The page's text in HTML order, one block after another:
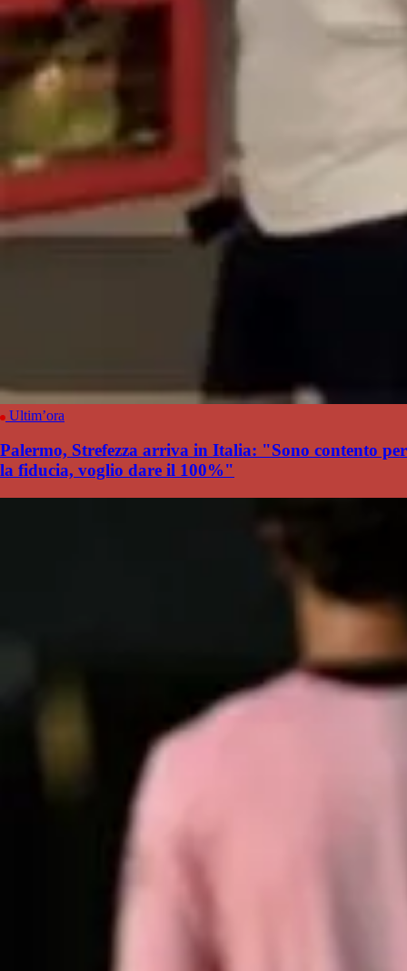
Ultim’ora
Palermo, Strefezza arriva in Italia: "Sono contento per
la fiducia, voglio dare il 100%"